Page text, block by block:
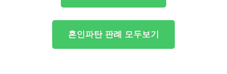
혼인파탄 판례 모두보기